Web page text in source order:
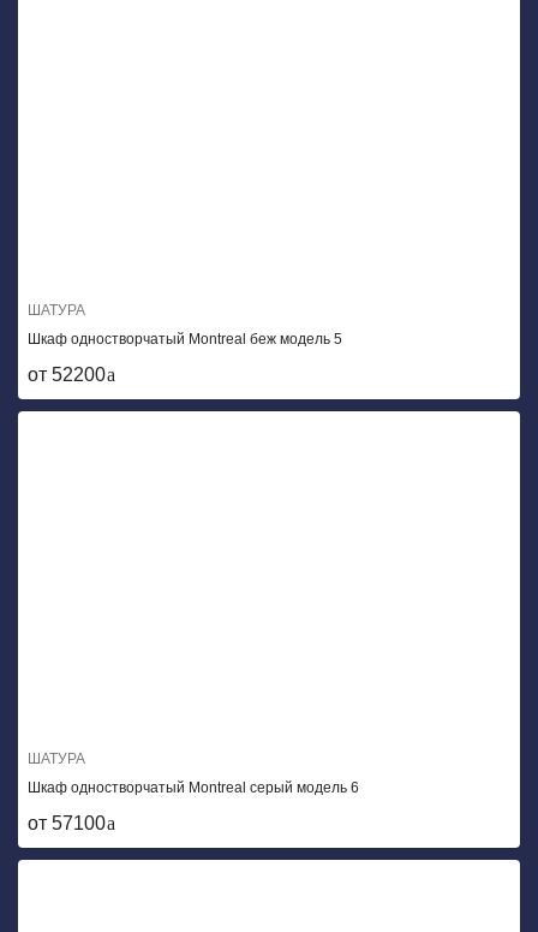
ШАТУРА
Шкаф одностворчатый Montreal беж модель 5
от 52200
ШАТУРА
Шкаф одностворчатый Montreal серый модель 6
от 57100